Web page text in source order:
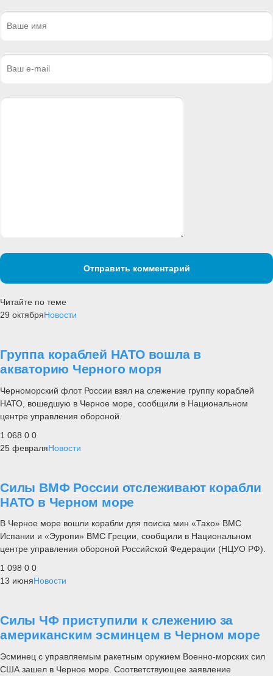
Отправить комментарий
Читайте по теме
29 октябряНовости
Группа кораблей НАТО вошла в
акваторию Черного моря
Черноморский флот России взял на слежение группу кораблей
НАТО, вошедшую в Черное море, сообщили в Национальном
центре управления обороной.
1 068 0 0
25 февраляНовости
Силы ВМФ России отслеживают корабли
НАТО в Черном море
В Черное море вошли корабли для поиска мин «Тахо» ВМС
Испании и «Эуропи» ВМС Греции, сообщили в Национальном
центре управления обороной Российской Федерации (НЦУО РФ).
1 098 0 0
13 июняНовости
Силы ЧФ приступили к слежению за
американским эсминцем в Черном море
Эсминец с управляемым ракетным оружием Военно-морских сил
США зашел в Черное море. Соответствующее заявление